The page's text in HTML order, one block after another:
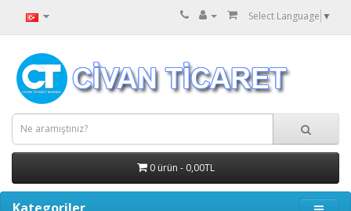
Select Language ▼
0 ürün - 0,00TL